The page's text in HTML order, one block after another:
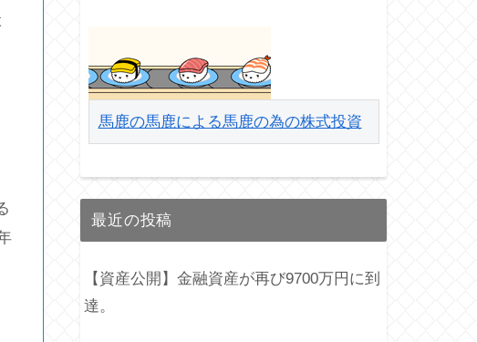
馬鹿の馬鹿による馬鹿の為の株式投資
最近の投稿
【資産公開】金融資産が再び9700万円に到
達。